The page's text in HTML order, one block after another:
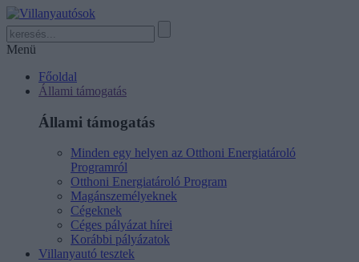
Menü
Főoldal
Állami támogatás
Állami támogatás
Minden egy helyen az Otthoni Energiatároló
Programról
Otthoni Energiatároló Program
Magánszemélyeknek
Cégeknek
Céges pályázat hírei
Korábbi pályázatok
Villanyautó tesztek